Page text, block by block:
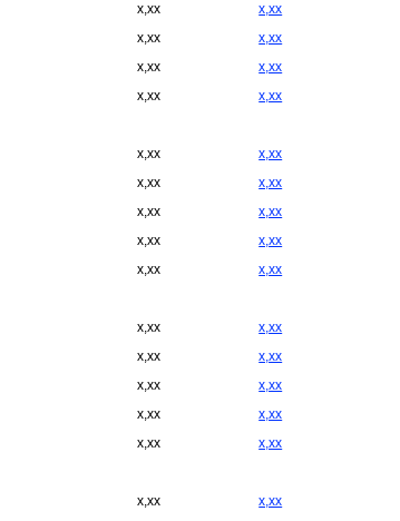
x,xx
x,xx
x,xx
x,xx
x,xx
x,xx
x,xx x,xx
x,xx
x,xx
x,xx
x,xx
x,xx
x,xx
x,xx
x,xx
x,xx x,xx
x,xx
x,xx
x,xx
x,xx
x,xx
x,xx
x,xx
x,xx
x,xx x,xx
x,xx
x,xx